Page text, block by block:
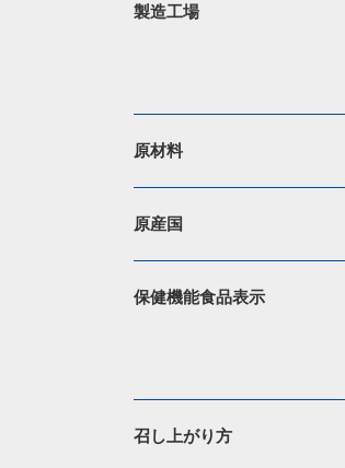
製造工場
原材料
原産国
保健機能食品表示
召し上がり方